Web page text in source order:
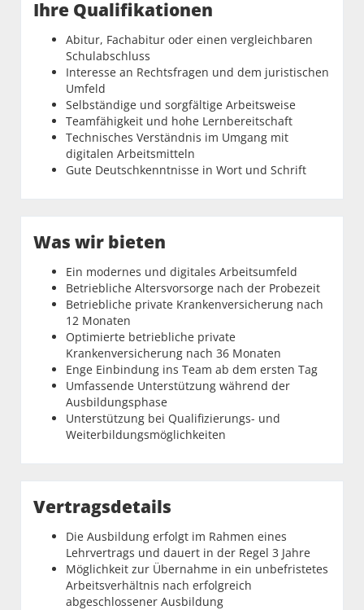
Ihre Qualifikationen
Abitur, Fachabitur oder einen vergleichbaren
Schulabschluss
Interesse an Rechtsfragen und dem juristischen
Umfeld
Selbständige und sorgfältige Arbeitsweise
Teamfähigkeit und hohe Lernbereitschaft
Technisches Verständnis im Umgang mit
digitalen Arbeitsmitteln
Gute Deutschkenntnisse in Wort und Schrift
Was wir bieten
Ein modernes und digitales Arbeitsumfeld
Betriebliche Altersvorsorge nach der Probezeit
Betriebliche private Krankenversicherung nach
12 Monaten
Optimierte betriebliche private
Krankenversicherung nach 36 Monaten
Enge Einbindung ins Team ab dem ersten Tag
Umfassende Unterstützung während der
Ausbildungsphase
Unterstützung bei Qualifizierungs- und
Weiterbildungsmöglichkeiten
Vertragsdetails
Die Ausbildung erfolgt im Rahmen eines
Lehrvertrags und dauert in der Regel 3 Jahre
Möglichkeit zur Übernahme in ein unbefristetes
Arbeitsverhältnis nach erfolgreich
abgeschlossener Ausbildung